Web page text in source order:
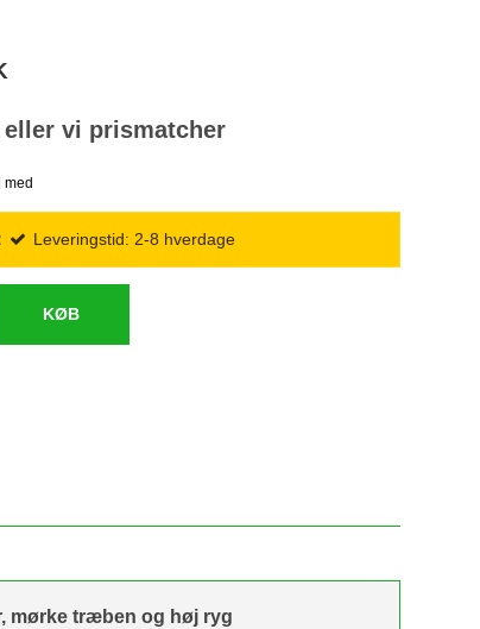
vi prismatcher
Leveringstid: 2-8 hverdage
KØB
mørke træben og høj ryg